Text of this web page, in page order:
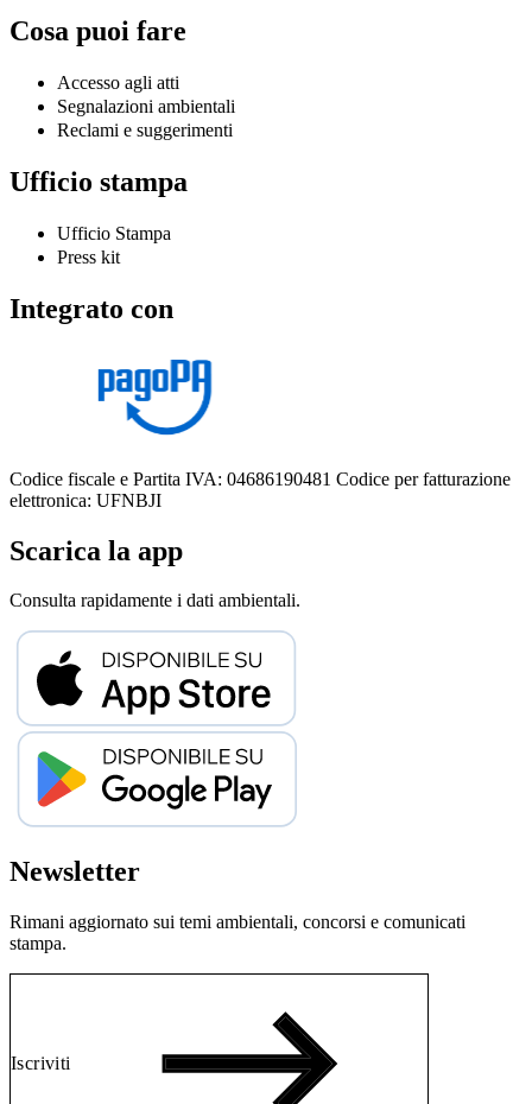
Cosa puoi fare
Accesso agli atti
Segnalazioni ambientali
Reclami e suggerimenti
Ufficio stampa
Ufficio Stampa
Press kit
Integrato con
Codice fiscale e Partita IVA: 04686190481 Codice per fatturazione
elettronica: UFNBJI
Scarica la app
Consulta rapidamente i dati ambientali.
Newsletter
Rimani aggiornato sui temi ambientali, concorsi e comunicati
stampa.
Iscriviti